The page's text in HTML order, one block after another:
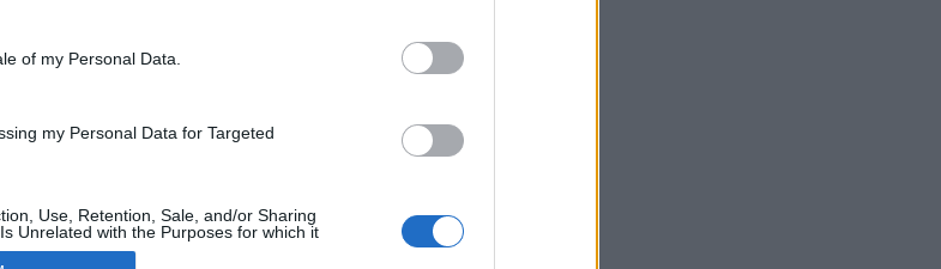
of my Personal Data.
my Personal Data for Targeted
Use, Retention, Sale, and/or Sharing
Unrelated with the Purposes for which it